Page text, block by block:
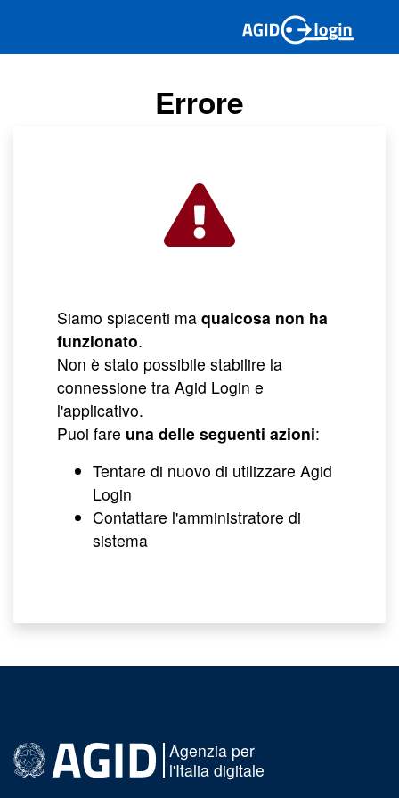
Errore
Siamo spiacenti ma qualcosa non ha
funzionato.
Non è stato possibile stabilire la
connessione tra Agid Login e
l'applicativo.
Puoi fare una delle seguenti azioni:
Tentare di nuovo di utilizzare Agid
Login
Contattare l'amministratore di
sistema
Agenzia per
l'Italia digitale